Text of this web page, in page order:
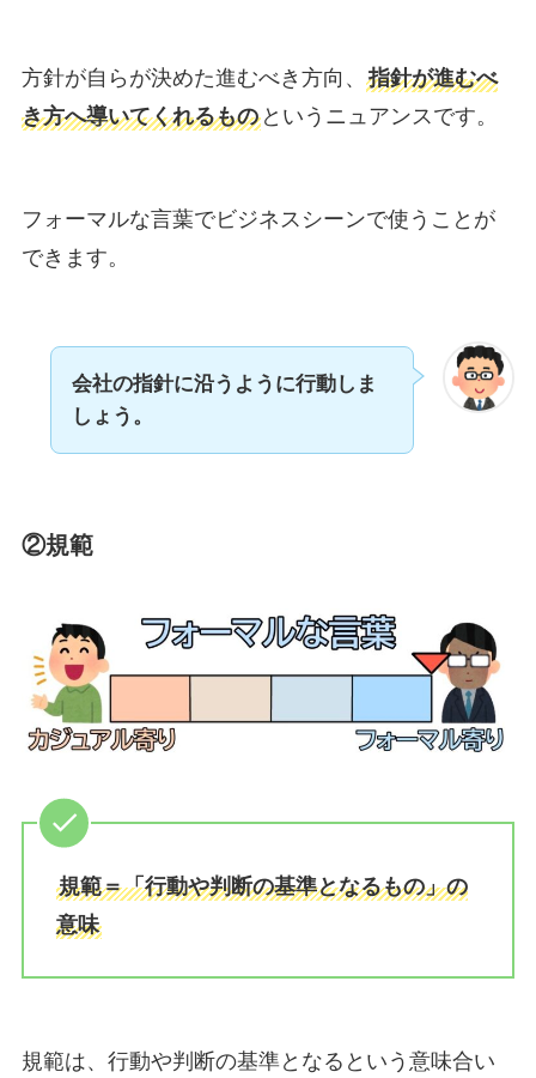
方針が自らが決めた進むべき方向、 指針が進むべ
き方へ導いてくれるものというニュアンスです。
フォーマルな言葉でビジネスシーンで使うことが
できます。
会社の指針に沿うように行動しま
しょう。
②規範
規範＝「行動や判断の基準となるもの」の
意味
規範は、行動や判断の基準となるという意味合い